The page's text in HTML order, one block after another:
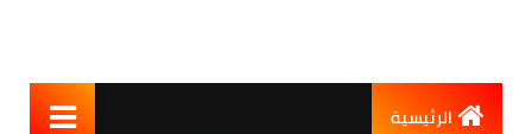
الرئيسية